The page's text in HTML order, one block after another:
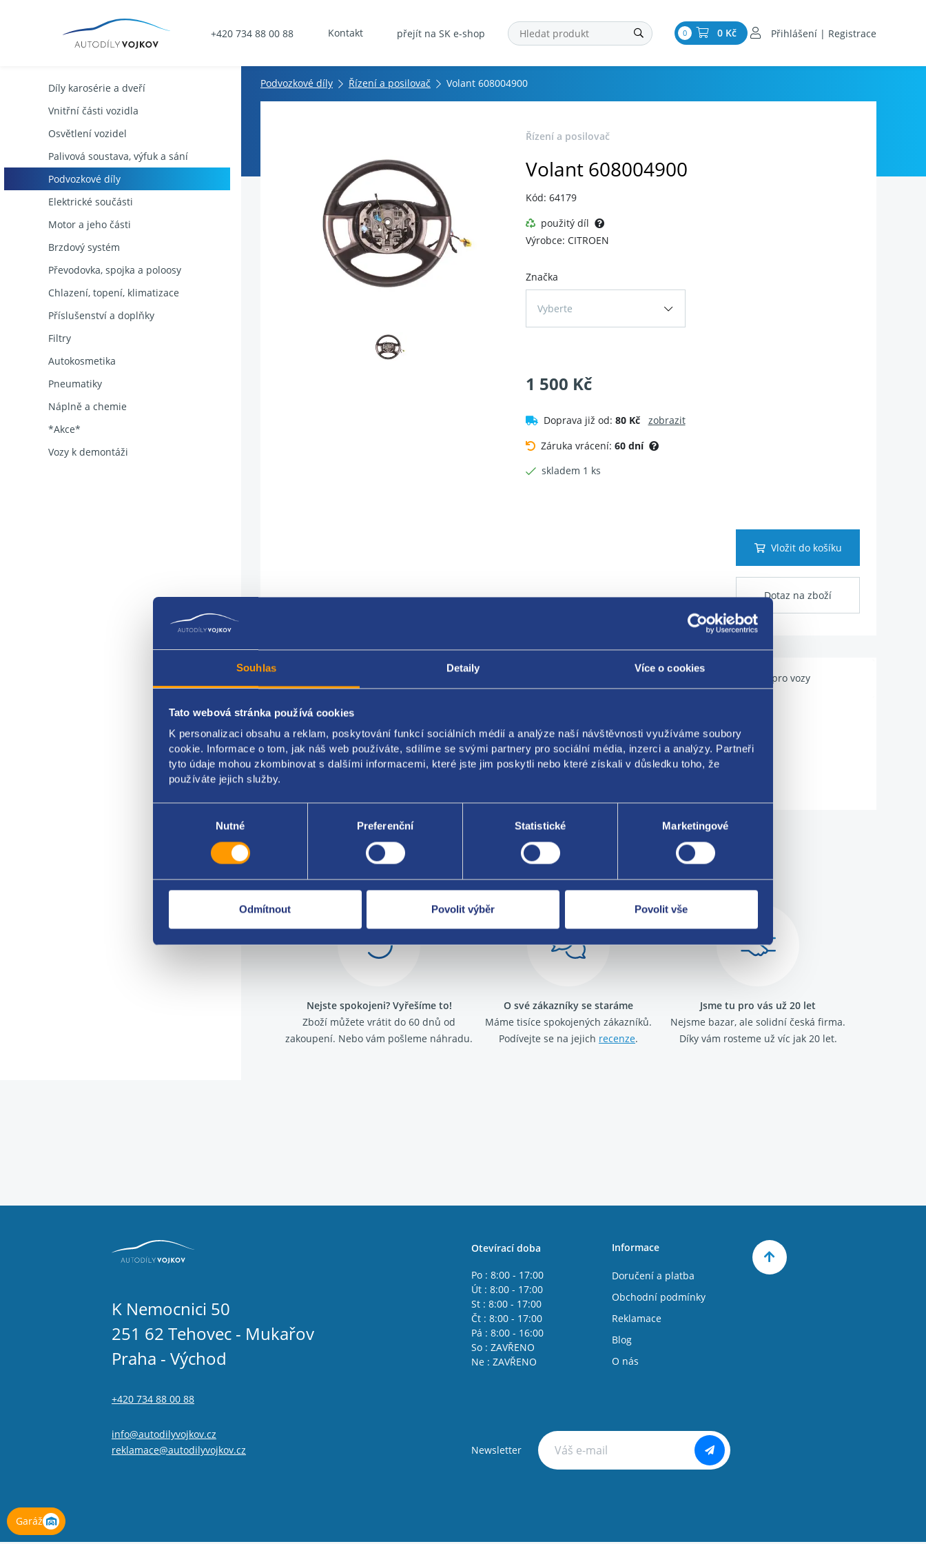
Souhlas Detaily Více o cookies
Tato webová stránka používá cookies
K personalizaci obsahu a reklam, poskytování funkcí sociálních médií a analýze naší návštěvnosti využíváme soubory
cookie. Informace o tom, jak náš web používáte, sdílíme se svými partnery pro sociální média, inzerci a analýzy. Partneři
tyto údaje mohou zkombinovat s dalšími informacemi, které jste jim poskytli nebo které získali v důsledku toho, že
používáte jejich služby.
Nutné Preferenční Statistické Marketingové
Odmítnout Povolit výběr Povolit vše
+420 734 88 00 88 Kontakt přejít na SK e-shop 0 0 Kč Přihlášení | Registrace
Díly karosérie a dveří
Vnitřní části vozidla
Osvětlení vozidel
Palivová soustava, výfuk a sání
Podvozkové díly
Elektrické součásti
Motor a jeho části
Brzdový systém
Převodovka, spojka a poloosy
Chlazení, topení, klimatizace
Příslušenství a doplňky
Filtry
Autokosmetika
Pneumatiky
Náplně a chemie
*Akce*
Vozy k demontáži
Podvozkové díly Řízení a posilovač Volant 608004900
Řízení a posilovač
Volant 608004900
Kód: 64179
použitý díl
Výrobce: CITROEN
Značka
Vyberte
1 500 Kč
Doprava již od: 80 Kč
zobrazit
Záruka vrácení: 60 dní
skladem 1 ks
Vložit do košíku
Dotaz na zboží
Použitelné pro vozy
Volant
CITROEN ORIGINAL: 608004900
Za kvalitu ručíme!
Nejste spokojeni? Vyřešíme to!
Zboží můžete vrátit do 60 dnů od
zakoupení. Nebo vám pošleme náhradu.
O své zákazníky se staráme
Máme tisíce spokojených zákazníků.
Podívejte se na jejich recenze.
Jsme tu pro vás už 20 let
Nejsme bazar, ale solidní česká firma.
Díky vám rosteme už víc jak 20 let.
Garáž
K Nemocnici 50
251 62 Tehovec - Mukařov
Praha - Východ
+420 734 88 00 88
info@autodilyvojkov.cz
reklamace@autodilyvojkov.cz
Otevírací doba
Po : 8:00 - 17:00
Út : 8:00 - 17:00
St : 8:00 - 17:00
Čt : 8:00 - 17:00
Pá : 8:00 - 16:00
So : ZAVŘENO
Ne : ZAVŘENO
Informace
Doručení a platba
Obchodní podmínky
Reklamace
Blog
O nás
Newsletter